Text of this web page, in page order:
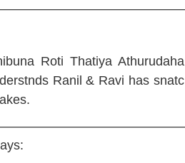
Roti Thatiya
Ranil & Ravi has